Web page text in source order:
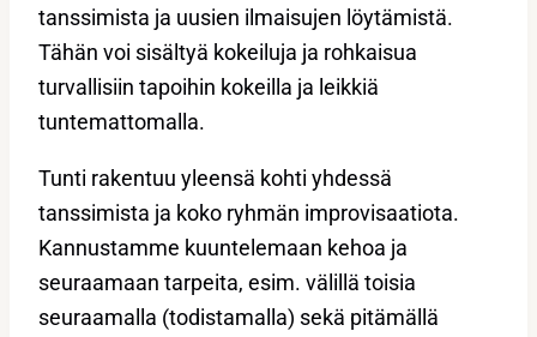
tanssimista ja uusien ilmaisujen löytämistä.
Tähän voi sisältyä kokeiluja ja rohkaisua
turvallisiin tapoihin kokeilla ja leikkiä
tuntemattomalla.
Tunti rakentuu yleensä kohti yhdessä
tanssimista ja koko ryhmän improvisaatiota.
Kannustamme kuuntelemaan kehoa ja
seuraamaan tarpeita, esim. välillä toisia
seuraamalla (todistamalla) sekä pitämällä